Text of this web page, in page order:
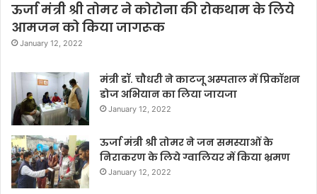
ऊर्जा मंत्री श्री तोमर ने कोरोना की रोकथाम के लिये
आमजन को किया जागरूक
January 12, 2022
मंत्री डॉ. चौधरी ने काटजू अस्पताल में प्रिकॉशन
डोज अभियान का लिया जायजा
January 12, 2022
ऊर्जा मंत्री श्री तोमर ने जन समस्याओं के
निराकरण के लिये ग्वालियर में किया भ्रमण
January 12, 2022